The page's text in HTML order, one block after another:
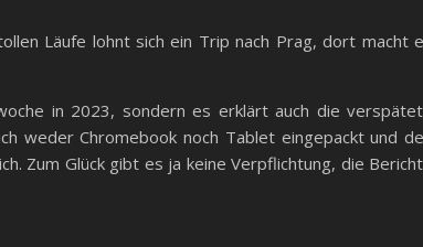
Läufe lohnt sich ein Trip nach Prag, dort macht
in 2023, sondern es erklärt auch die
weder Chromebook noch Tablet eingepackt und
Zum Glück gibt es ja keine Verpflichtung, die